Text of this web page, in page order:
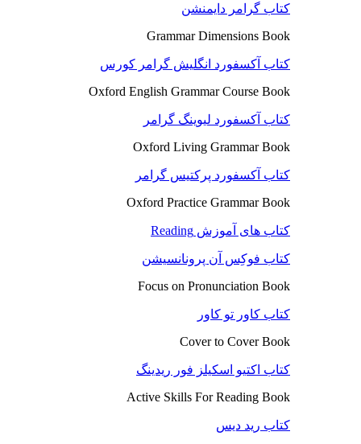
کتاب گرامر دایمنشن
Grammar Dimensions Book
کتاب آکسفورد انگلیش گرامر کورس
Oxford English Grammar Course Book
کتاب آکسفورد لیوینگ گرامر
Oxford Living Grammar Book
کتاب آکسفورد پرکتیس گرامر
Oxford Practice Grammar Book
کتاب های آموزش Reading
کتاب فوکِس آن پرونانسیشن
Focus on Pronunciation Book
کتاب کاور تو کاور
Cover to Cover Book
کتاب اکتیو اسکیلز فور ریدینگ
Active Skills For Reading Book
کتاب رید دیس